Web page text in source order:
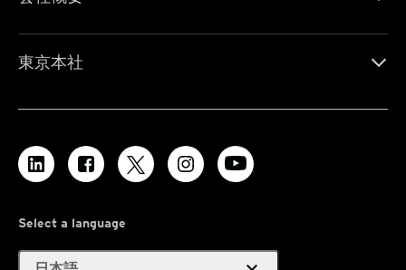
東京本社
Select a language